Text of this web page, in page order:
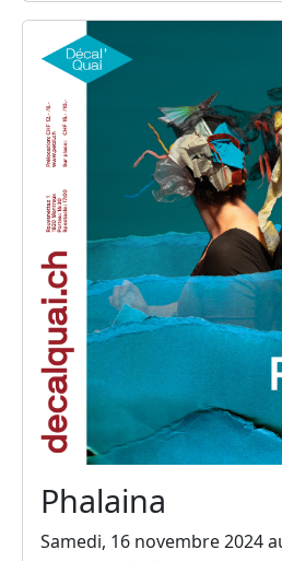
Phalaina
Samedi, 16 novembre 2024